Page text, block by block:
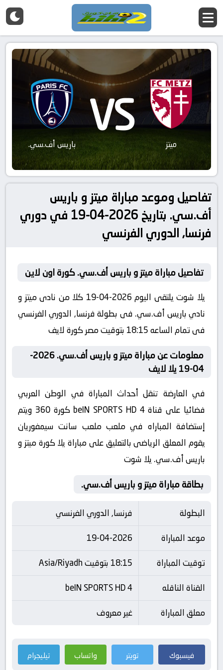
ميتز VS باريس أف.سي.
تفاصيل وموعد مباراة ميتز و باريس
أف.سي. بتاريخ 2026-04-19 في دوري
فرنسا, الدوري الفرنسي
تفاصيل مباراة ميتز و باريس أف.سي. كورة اون لاين
يلا شوت يلتقى اليوم 2026-04-19 كلا من نادى ميتز و
نادي باريس أف.سي. فى بطولة فرنسا, الدوري الفرنسي
فى تمام الساعه 18:15 بتوقيت مصر كورة لايف
معلومات عن مباراة ميتز و باريس أف.سي. 2026-
04-19 يلا لايف
في العارضة تنقل أحداث المباراة في الوطن العربي
فضائيا على قناة beIN SPORTS HD 4 كورة 360 ويتم
إستضافة المباراه في ملعب ملعب سانت سيمفوريان
يقوم المعلق الرياضى بالتعليق على مباراة يلا كورة ميتز و
باريس أف.سي. يلا شوت
بطاقة مباراة ميتز و باريس أف.سي.
البطولة
فرنسا, الدوري الفرنسي
موعد المباراة
19-04-2026
توقيت المباراة
18:15 بتوقيت Asia/Riyadh
القناة الناقله
beIN SPORTS HD 4
معلق المباراة
غير معروف
فيسبوك تويتر واتساب تيليجرام